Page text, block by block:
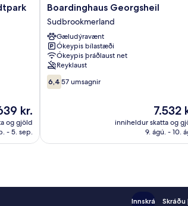
kr.
kr.
og gjöld
- 5. sep.
Boardinghaus
Georgsheil
Sudbrookmerland
Boardinghaus Georgsheil
Sudbrookmerland
Gæludýravænt
Ókeypis bílastæði
Ókeypis þráðlaust net
Reyklaust
6.4af
10,
6,4 57 umsagnir
Verðið
er
7.532 kr.
7.532
inniheldur skatta og
9. ágú. - 10.
Innskrá